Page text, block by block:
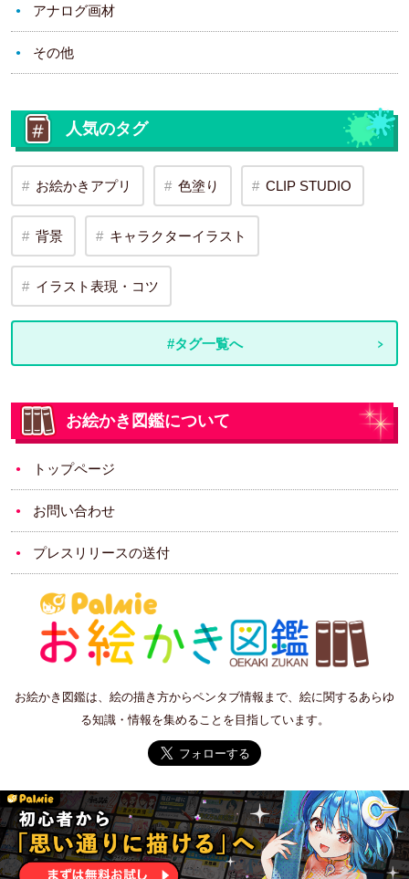
アナログ画材
その他
人気のタグ
お絵かきアプリ 色塗り CLIP STUDIO
背景 キャラクターイラスト
イラスト表現・コツ
#タグ一覧へ
お絵かき図鑑について
トップページ
お問い合わせ
プレスリリースの送付
お絵かき図鑑は、絵の描き方からペンタブ情報まで、絵に関するあらゆ
る知識・情報を集めることを目指しています。